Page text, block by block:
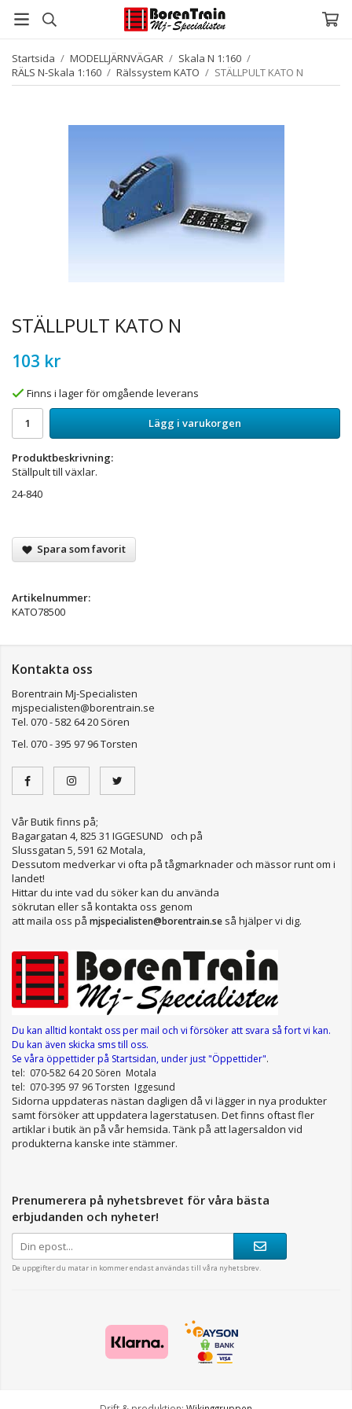
Startsida / MODELLJÄRNVÄGAR / Skala N 1:160 /
RÄLS N-Skala 1:160 / Rälssystem KATO / STÄLLPULT KATO N
STÄLLPULT KATO N
103 kr
Finns i lager för omgående leverans
Lägg i varukorgen
Produktbeskrivning:
Ställpult till växlar.
24-840
Spara som favorit
Artikelnummer:
KATO78500
Kontakta oss
Borentrain Mj-Specialisten
mjspecialisten@borentrain.se
Tel. 070 - 582 64 20 Sören
Tel. 070 - 395 97 96 Torsten
Vår Butik finns på;
Bagargatan 4, 825 31 IGGESUND och på
Slussgatan 5, 591 62 Motala,
Dessutom medverkar vi ofta på tågmarknader och mässor runt om i
landet!
Hittar du inte vad du söker kan du använda
sökrutan eller så kontakta oss genom
att maila oss på mjspecialisten@borentrain.se så hjälper vi dig.
Du kan alltid kontakt oss per mail och vi försöker att svara så fort vi kan.
Du kan även skicka sms till oss.
Se våra öppettiderpå Startsidan, under just "Öppettider".
tel: 070-582 64 20 Sören Motala
tel: 070-395 97 96 Torsten Iggesund
Sidorna uppdateras nästan dagligen då vi lägger in nya produkter
samt försöker att uppdatera lagerstatusen. Det finns oftast fler
artiklar i butik än på vår hemsida. Tänk på att lagersaldon vid
produkterna kanske inte stämmer.
Prenumerera på nyhetsbrevet för våra bästa
erbjudanden och nyheter!
De uppgifter du matar in kommer endast användas till våra nyhetsbrev.